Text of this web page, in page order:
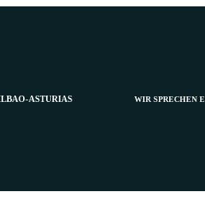
ASTURIAS WIR SPRECHEN